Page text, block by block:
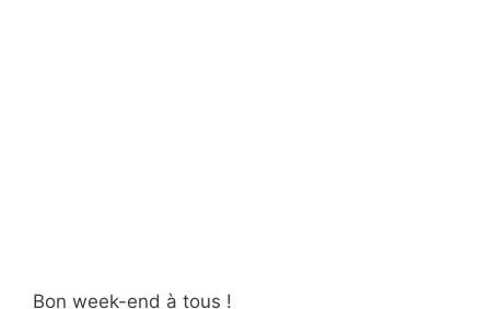
Bon week-end à tous !